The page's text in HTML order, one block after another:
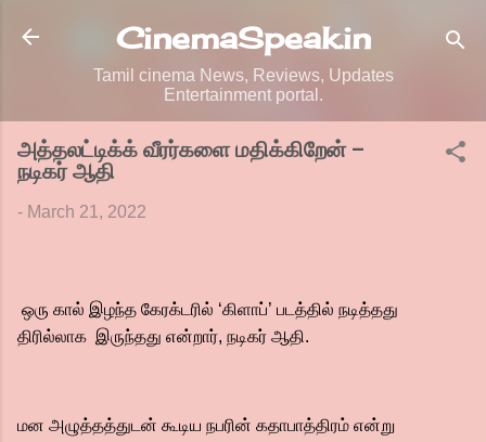
Skip to main content
CinemaSpeak.in
Tamil cinema News, Reviews, Updates
Entertainment portal.
அத்தலட்டிக்க் வீரர்களை மதிக்கிறேன் –
நடிகர் ஆதி
- March 21, 2022
ஒரு கால் இழந்த கேரக்டரில் ‘கிளாப்’ படத்தில் நடித்தது
திரில்லாக இருந்தது என்றார், நடிகர் ஆதி.
மன அழுத்தத்துடன் கூடிய நபரின் கதாபாத்திரம் என்று